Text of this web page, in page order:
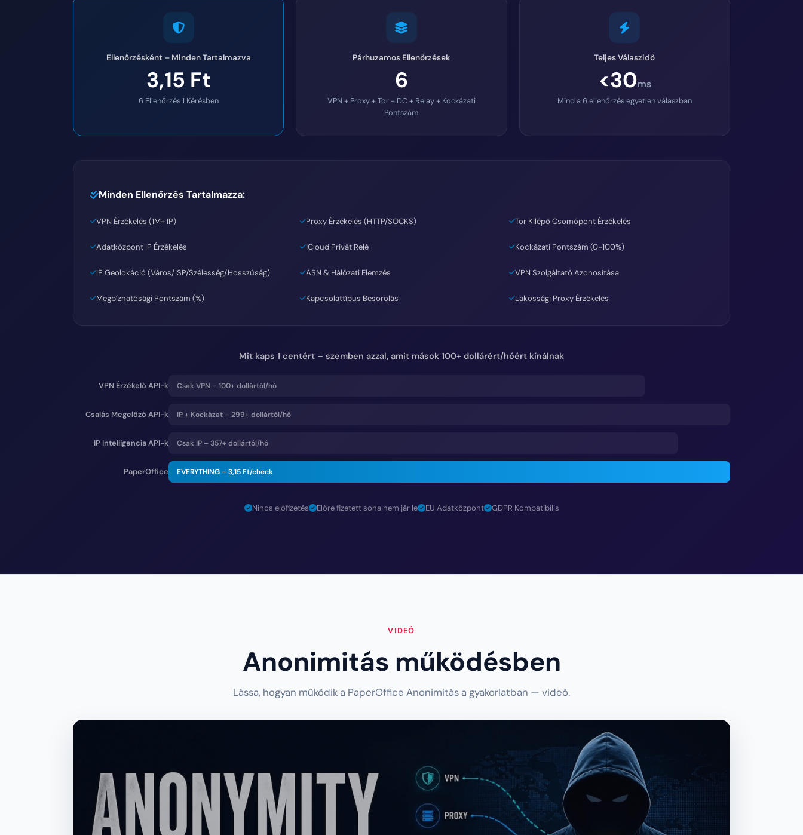
Ellenőrzésként – Minden Tartalmazva
3,15 Ft
6 Ellenőrzés 1 Kérésben
Párhuzamos Ellenőrzések
6
VPN + Proxy + Tor + DC + Relay + Kockázati
Pontszám
Teljes Válaszidő
<30ms
Mind a 6 ellenőrzés egyetlen válaszban
Minden Ellenőrzés Tartalmazza:
VPN Érzékelés (1M+ IP) Proxy Érzékelés (HTTP/SOCKS) Tor Kilépő Csomópont Érzékelés
Adatközpont IP Érzékelés iCloud Privát Relé Kockázati Pontszám (0-100%)
IP Geolokáció (Város/ISP/Szélesség/Hosszúság) ASN & Hálózati Elemzés VPN Szolgáltató Azonosítása
Megbízhatósági Pontszám (%) Kapcsolattípus Besorolás Lakossági Proxy Érzékelés
Mit kaps 1 centért – szemben azzal, amit mások 100+ dollárért/hóért kínálnak
VPN Érzékelő API-k Csak VPN – 100+ dollártól/hó
Csalás Megelőző API-k IP + Kockázat – 299+ dollártól/hó
IP Intelligencia API-k Csak IP – 357+ dollártól/hó
PaperOffice EVERYTHING –3,15 Ft/check
Nincs előfizetés Előre fizetett soha nem jár le EU Adatközpont GDPR Kompatibilis
VIDEÓ
Anonimitás működésben
Lássa, hogyan működik a PaperOffice Anonimitás a gyakorlatban — videó.